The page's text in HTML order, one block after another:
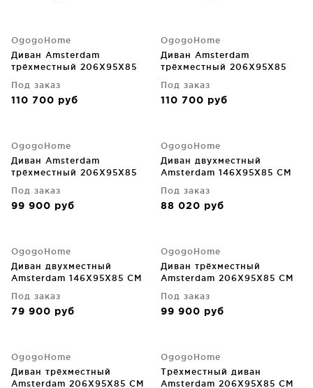
OgogoHome
Диван Amsterdam
трёхместный 206X95X85
Под заказ
110 700 руб
OgogoHome
Диван Amsterdam
трёхместный 206X95X85
Под заказ
110 700 руб
OgogoHome
Диван Amsterdam
трёхместный 206X95X85
Под заказ
99 900 руб
OgogoHome
Диван двухместный
Amsterdam 146X95X85 CM
Под заказ
88 020 руб
OgogoHome
Диван двухместный
Amsterdam 146X95X85 CM
Под заказ
79 900 руб
OgogoHome
Диван трёхместный
Amsterdam 206X95X85 CM
Под заказ
99 900 руб
OgogoHome
Диван трёхместный
Amsterdam 206X95X85 CM
OgogoHome
Трёхместный диван
Amsterdam 206X95X85 CM